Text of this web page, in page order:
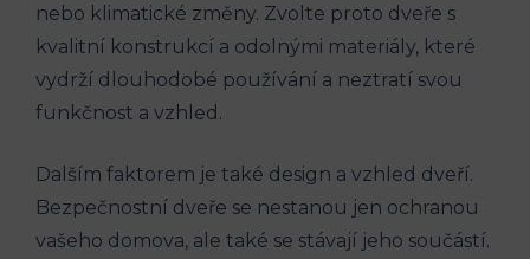
nebo klimatické změny. Zvolte proto dveře s
kvalitní konstrukcí a odolnými materiály, které
vydrží dlouhodobé používání a neztratí svou
funkčnost a vzhled.
Dalším faktorem je také design a vzhled dveří.
Bezpečnostní dveře se nestanou jen ochranou
vašeho domova, ale také se stávají jeho součástí.